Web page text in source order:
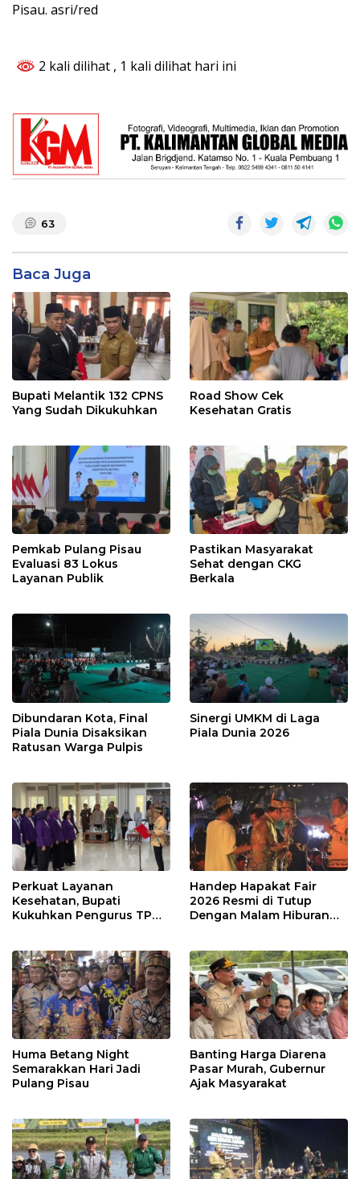
Pisau. asri/red
2 kali dilihat , 1 kali dilihat hari ini
63
Baca Juga
Bupati Melantik 132 CPNS
Yang Sudah Dikukuhkan
Road Show Cek
Kesehatan Gratis
Pemkab Pulang Pisau
Evaluasi 83 Lokus
Layanan Publik
Pastikan Masyarakat
Sehat dengan CKG
Berkala
Dibundaran Kota, Final
Piala Dunia Disaksikan
Ratusan Warga Pulpis
Sinergi UMKM di Laga
Piala Dunia 2026
Perkuat Layanan
Kesehatan, Bupati
Kukuhkan Pengurus TP
Handep Hapakat Fair
2026 Resmi di Tutup
Dengan Malam Hiburan
Huma Betang Night
Semarakkan Hari Jadi
Pulang Pisau
Banting Harga Diarena
Pasar Murah, Gubernur
Ajak Masyarakat